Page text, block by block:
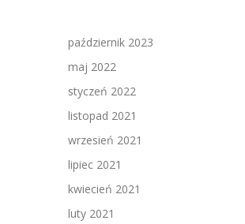
październik 2023
maj 2022
styczeń 2022
listopad 2021
wrzesień 2021
lipiec 2021
kwiecień 2021
luty 2021